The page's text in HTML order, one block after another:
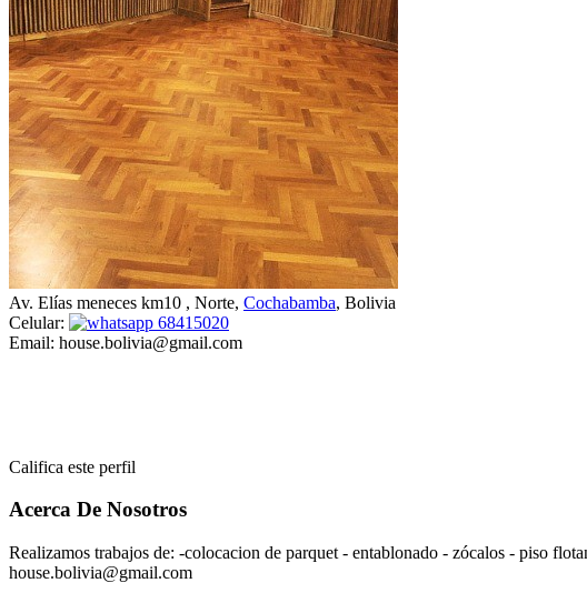
Av. Elías meneces km10 , Norte, Cochabamba, Bolivia
Celular:
68415020
Email: house.bolivia@gmail.com
Califica este perfil
Acerca De Nosotros
Realizamos trabajos de: -colocacion de parquet - entablonado - zócalos - piso
house.bolivia@gmail.com